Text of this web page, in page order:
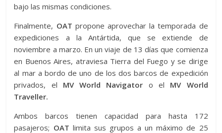
bajo las mismas condiciones.
Finalmente, OAT propone aprovechar la temporada de
expediciones a la Antártida, que se extiende de
noviembre a marzo. En un viaje de 13 días que comienza
en Buenos Aires, atraviesa Tierra del Fuego y se dirige
al mar a bordo de uno de los dos barcos de expedición
privados, el MV World Navigator o el MV World
Traveller.
Ambos barcos tienen capacidad para hasta 172
pasajeros; OAT limita sus grupos a un máximo de 25